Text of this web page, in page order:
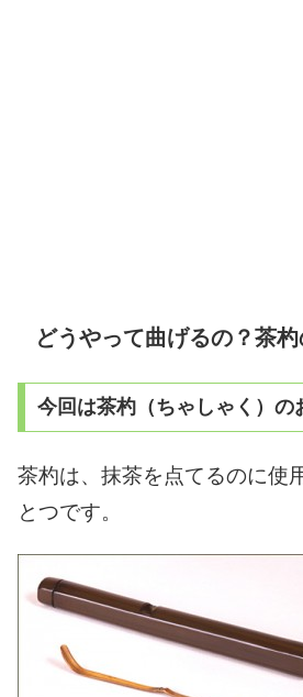
どうやって曲げるの？茶
今回は茶杓（ちゃしゃく）の
茶杓は、抹茶を点てるのに使
とつです。